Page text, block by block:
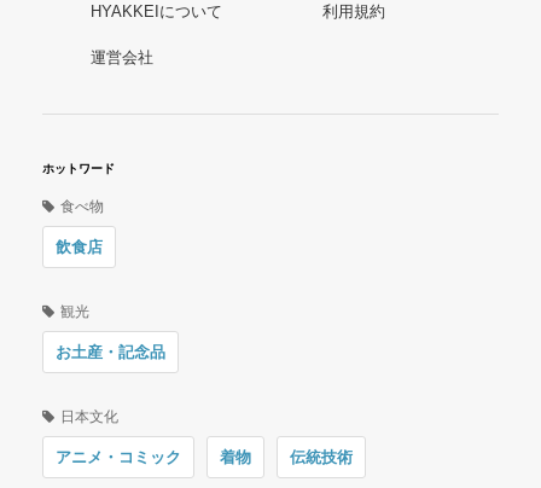
HYAKKEIについて 利用規約
運営会社
ホットワード
食べ物
飲食店
観光
お土産・記念品
日本文化
アニメ・コミック 着物 伝統技術